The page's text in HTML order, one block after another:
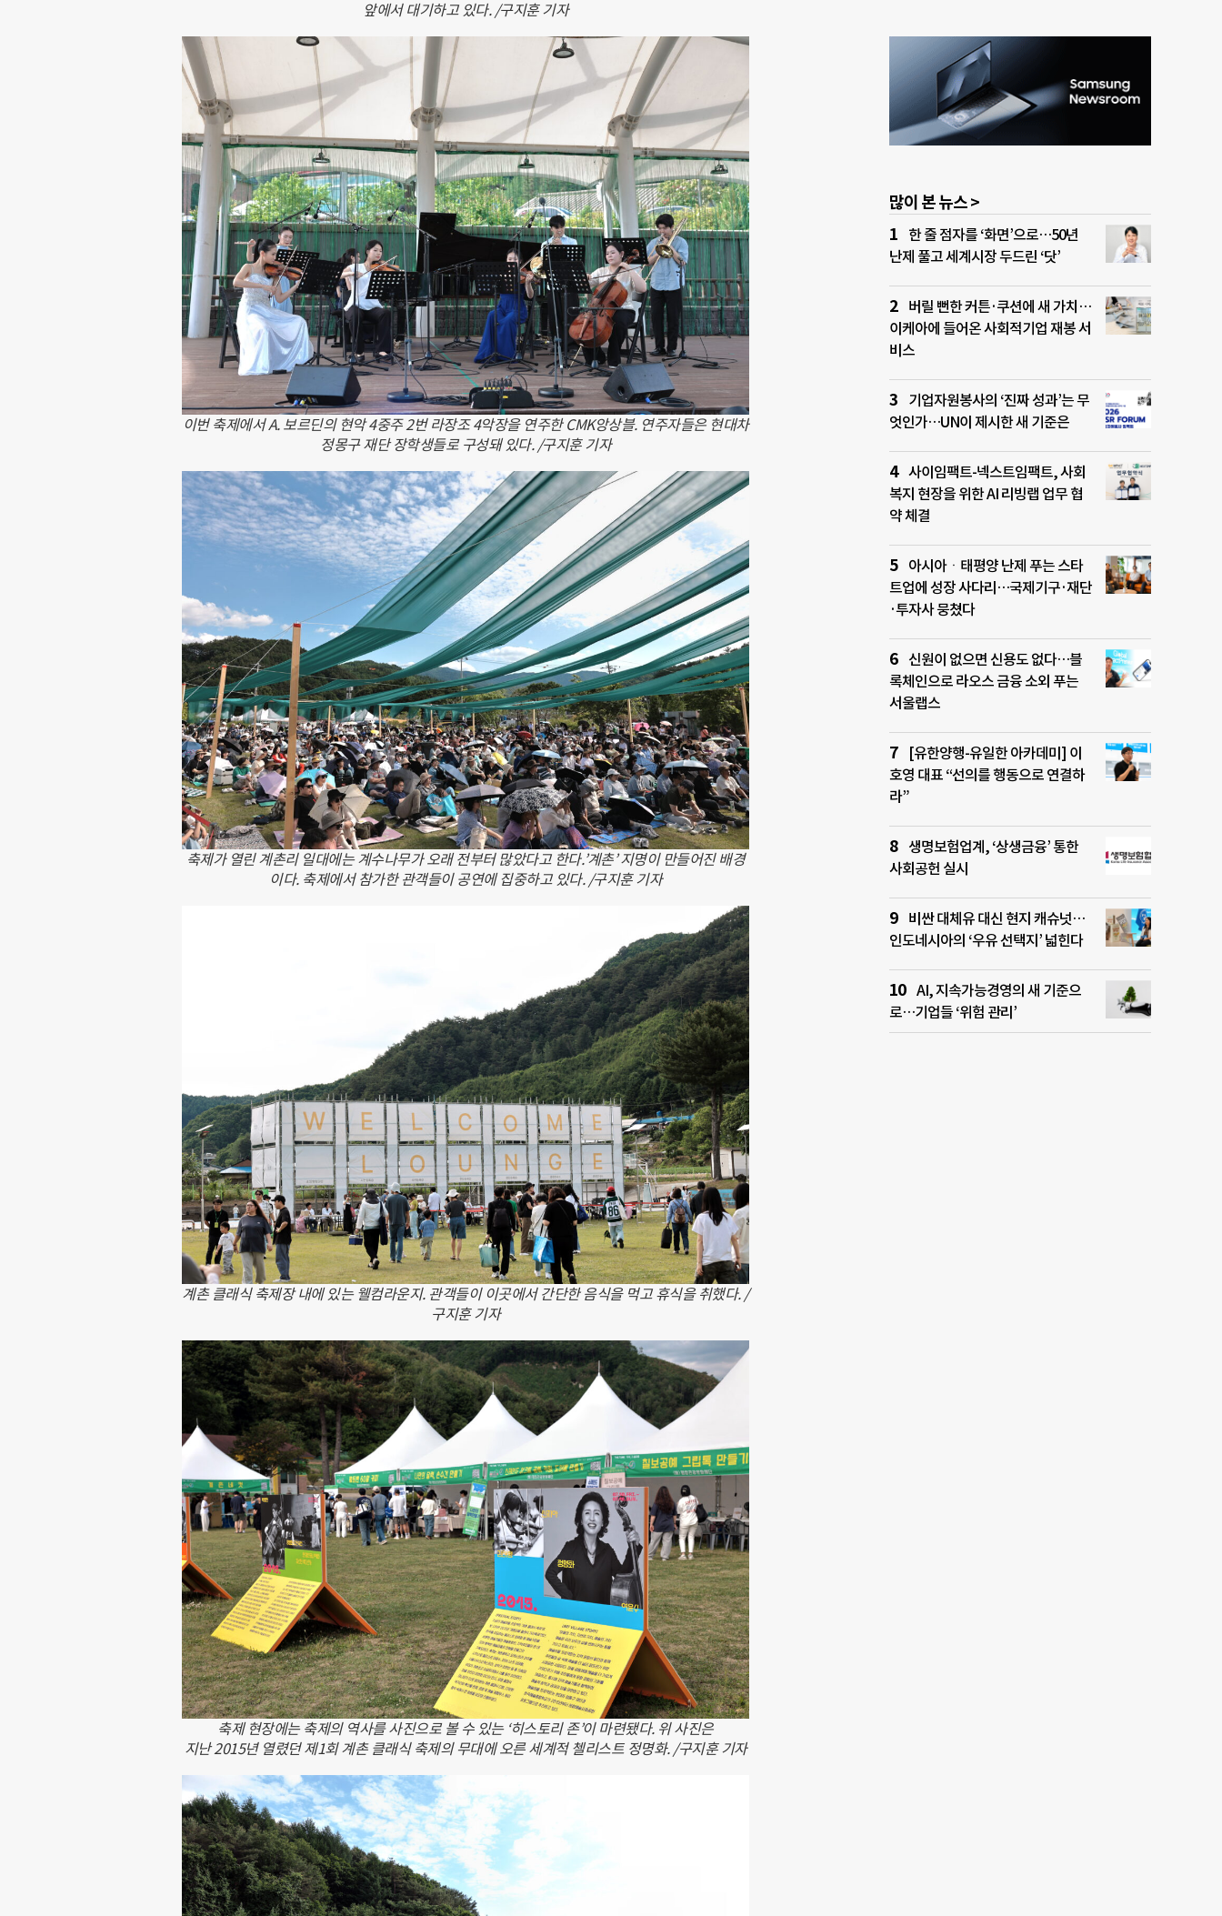
앞에서 대기하고 있다. /구지훈 기자
이번 축제에서 A. 보르딘의 현악 4중주 2번 라장조 4악장을 연주한 CMK앙상블. 연주자들은 현대차
정몽구 재단 장학생들로 구성돼 있다. /구지훈 기자
축제가 열린 계촌리 일대에는 계수나무가 오래 전부터 많았다고 한다.’계촌’ 지명이 만들어진 배경
이다. 축제에서 참가한 관객들이 공연에 집중하고 있다. /구지훈 기자
계촌 클래식 축제장 내에 있는 웰컴라운지. 관객들이 이곳에서 간단한 음식을 먹고 휴식을 취했다. /
구지훈 기자
축제 현장에는 축제의 역사를 사진으로 볼 수 있는 ‘히스토리 존’이 마련됐다. 위 사진은
지난 2015년 열렸던 제1회 계촌 클래식 축제의 무대에 오른 세계적 첼리스트 정명화. /구지훈 기자
많이 본 뉴스 >
한 줄 점자를 ‘화면’으로…50년
난제 풀고 세계시장 두드린 ‘닷’
버릴 뻔한 커튼·쿠션에 새 가치…
이케아에 들어온 사회적기업 재봉 서
비스
기업자원봉사의 ‘진짜 성과’는 무
엇인가…UN이 제시한 새 기준은
사이임팩트-넥스트임팩트, 사회
복지 현장을 위한 AI 리빙랩 업무 협
약 체결
아시아ㆍ태평양 난제 푸는 스타
트업에 성장 사다리…국제기구·재단
·투자사 뭉쳤다
신원이 없으면 신용도 없다…블
록체인으로 라오스 금융 소외 푸는
서울랩스
[유한양행-유일한 아카데미] 이
호영 대표 “선의를 행동으로 연결하
라”
생명보험업계, ‘상생금융’ 통한
사회공헌 실시
비싼 대체유 대신 현지 캐슈넛…
인도네시아의 ‘우유 선택지’ 넓힌다
AI, 지속가능경영의 새 기준으
로…기업들 ‘위험 관리’